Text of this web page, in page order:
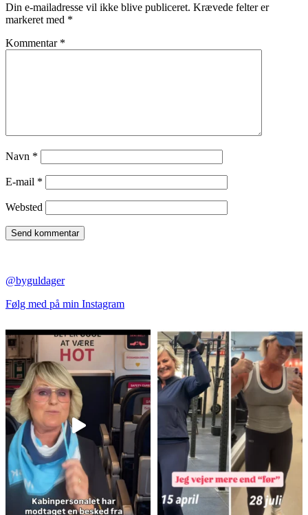
Din e-mailadresse vil ikke blive publiceret. Krævede felter er
markeret med *
Kommentar *
Navn *
E-mail *
Websted
@byguldager
Følg med på min Instagram